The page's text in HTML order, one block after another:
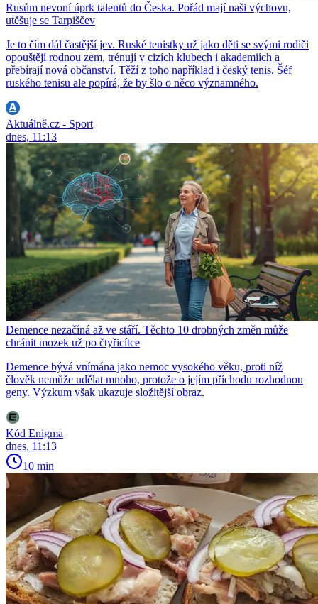
Rusům nevoní úprk talentů do Česka. Pořád mají naši výchovu,
utěšuje se Tarpiščev
Je to čím dál častější jev. Ruské tenistky už jako děti se svými rodiči
opouštějí rodnou zem, trénují v cizích klubech i akademiích a
přebírají nová občanství. Těží z toho například i český tenis. Šéf
ruského tenisu ale popírá, že by šlo o něco významného.
Aktuálně.cz - Sport
dnes, 11:13
Demence nezačíná až ve stáří. Těchto 10 drobných změn může
chránit mozek už po čtyřicítce
Demence bývá vnímána jako nemoc vysokého věku, proti níž
člověk nemůže udělat mnoho, protože o jejím příchodu rozhodnou
geny. Výzkum však ukazuje složitější obraz.
Kód Enigma
dnes, 11:13
10 min